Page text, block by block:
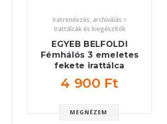
Iratrendezés, archiválás >
Irattálcák és kiegészítők
EGYEB BELFOLDI
Fémhálós 3 emeletes
fekete irattálca
4 900 Ft
MEGNÉZEM